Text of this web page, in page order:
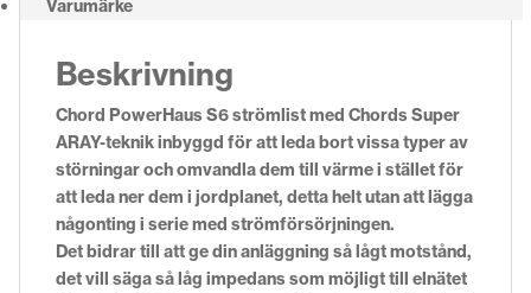
Varumärke
Beskrivning
Chord PowerHaus S6 strömlist med Chords Super
ARAY-teknik inbyggd för att leda bort vissa typer av
störningar och omvandla dem till värme i stället för
att leda ner dem i jordplanet, detta helt utan att lägga
någonting i serie med strömförsörjningen.
Det bidrar till attge din anläggning så lågt motstånd,
det vill säga så låg impedans som möjligt till elnätet